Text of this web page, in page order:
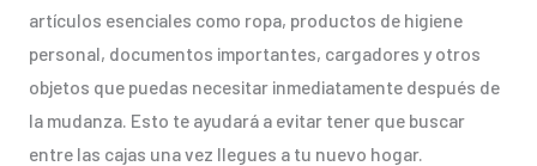
artículos esenciales como ropa, productos de higiene
personal, documentos importantes, cargadores y otros
objetos que puedas necesitar inmediatamente después de
la mudanza. Esto te ayudará a evitar tener que buscar
entre las cajas una vez llegues a tu nuevo hogar.